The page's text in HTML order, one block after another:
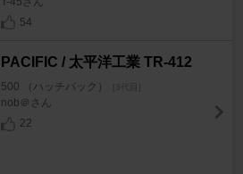
54
PACIFIC / 太平洋工業 TR-412
500 （ハッチバック） [3代目]
nob＠さん
22